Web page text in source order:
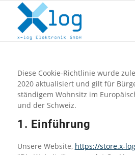
Diese Cookie-Richtlinie wurde
2020 aktualisiert und gilt für
ständigem Wohnsitz im
und der Schweiz.
1. Einführung
Unsere Website, https://store.x-